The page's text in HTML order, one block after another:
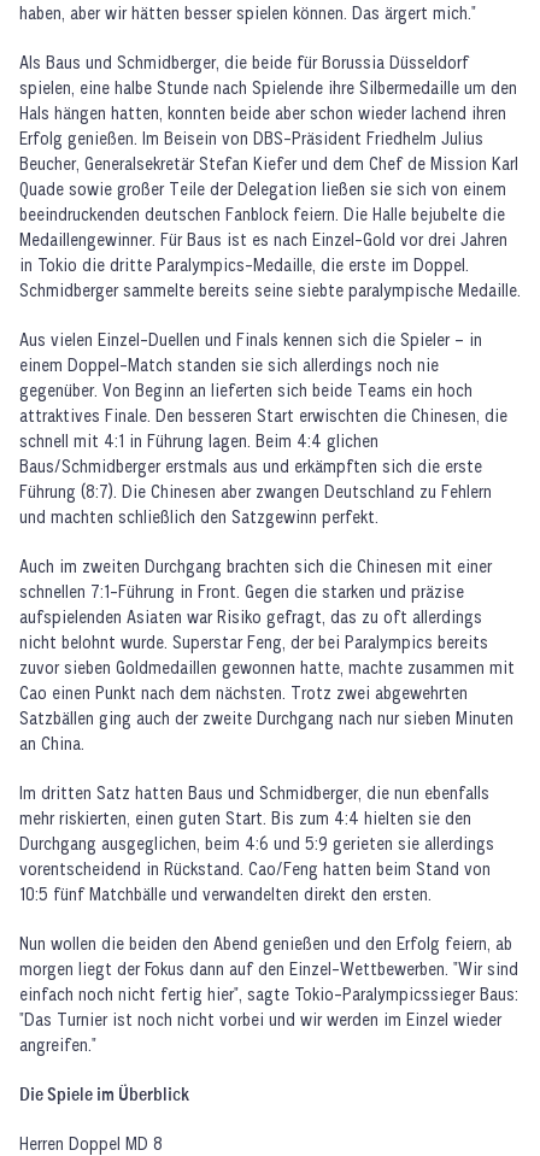
haben, aber wir hätten besser spielen können. Das ärgert mich."
Als Baus und Schmidberger, die beide für Borussia Düsseldorf
spielen, eine halbe Stunde nach Spielende ihre Silbermedaille um den
Hals hängen hatten, konnten beide aber schon wieder lachend ihren
Erfolg genießen. Im Beisein von DBS-Präsident Friedhelm Julius
Beucher, Generalsekretär Stefan Kiefer und dem Chef de Mission Karl
Quade sowie großer Teile der Delegation ließen sie sich von einem
beeindruckenden deutschen Fanblock feiern. Die Halle bejubelte die
Medaillengewinner. Für Baus ist es nach Einzel-Gold vor drei Jahren
in Tokio die dritte Paralympics-Medaille, die erste im Doppel.
Schmidberger sammelte bereits seine siebte paralympische Medaille.
Aus vielen Einzel-Duellen und Finals kennen sich die Spieler – in
einem Doppel-Match standen sie sich allerdings noch nie
gegenüber. Von Beginn an lieferten sich beide Teams ein hoch
attraktives Finale. Den besseren Start erwischten die Chinesen, die
schnell mit 4:1 in Führung lagen. Beim 4:4 glichen
Baus/Schmidberger erstmals aus und erkämpften sich die erste
Führung (8:7). Die Chinesen aber zwangen Deutschland zu Fehlern
und machten schließlich den Satzgewinn perfekt.
Auch im zweiten Durchgang brachten sich die Chinesen mit einer
schnellen 7:1-Führung in Front. Gegen die starken und präzise
aufspielenden Asiaten war Risiko gefragt, das zu oft allerdings
nicht belohnt wurde. Superstar Feng, der bei Paralympics bereits
zuvor sieben Goldmedaillen gewonnen hatte, machte zusammen mit
Cao einen Punkt nach dem nächsten. Trotz zwei abgewehrten
Satzbällen ging auch der zweite Durchgang nach nur sieben Minuten
an China.
Im dritten Satz hatten Baus und Schmidberger, die nun ebenfalls
mehr riskierten, einen guten Start. Bis zum 4:4 hielten sie den
Durchgang ausgeglichen, beim 4:6 und 5:9 gerieten sie allerdings
vorentscheidend in Rückstand. Cao/Feng hatten beim Stand von
10:5 fünf Matchbälle und verwandelten direkt den ersten.
Nun wollen die beiden den Abend genießen und den Erfolg feiern, ab
morgen liegt der Fokus dann auf den Einzel-Wettbewerben. "Wir sind
einfach noch nicht fertig hier", sagte Tokio-Paralympicssieger Baus:
"Das Turnier ist noch nicht vorbei und wir werden im Einzel wieder
angreifen."
Die Spiele im Überblick
Herren Doppel MD 8